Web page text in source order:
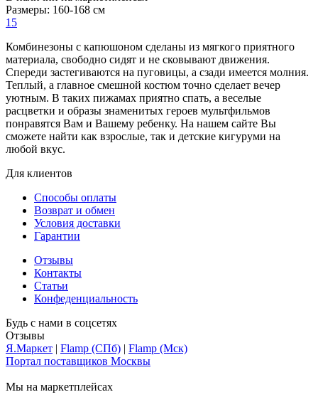
Размеры: 160-168 см
15
Комбинезоны с капюшоном сделаны из мягкого приятного
материала, свободно сидят и не сковывают движения.
Спереди застегиваются на пуговицы, а сзади имеется молния.
Теплый, а главное смешной костюм точно сделает вечер
уютным. В таких пижамах приятно спать, а веселые
расцветки и образы знаменитых героев мультфильмов
понравятся Вам и Вашему ребенку. На нашем сайте Вы
сможете найти как взрослые, так и детские кигуруми на
любой вкус.
Для клиентов
Способы оплаты
Возврат и обмен
Условия доставки
Гарантии
Отзывы
Контакты
Статьи
Конфеденциальность
Будь с нами в соцсетях
Отзывы
Я.Маркет | Flamp (СПб) | Flamp (Мск)
Портал поставщиков Москвы
Мы на маркетплейсах